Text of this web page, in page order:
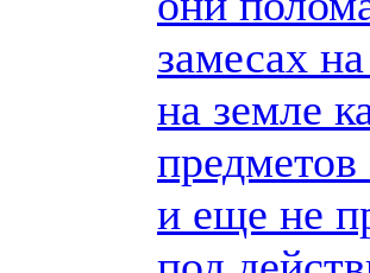
замесах
на земле
и еще не